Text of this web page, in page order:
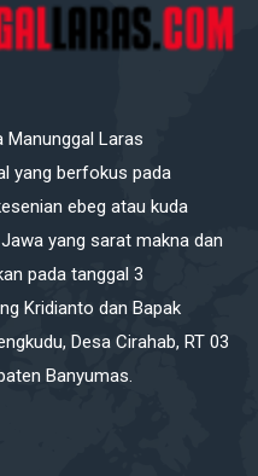
Manunggal Laras
yang berfokus pada
ebeg atau kuda
yang sarat makna dan
pada tanggal 3
Kridianto dan Bapak
Desa Cirahab, RT 03
Banyumas.